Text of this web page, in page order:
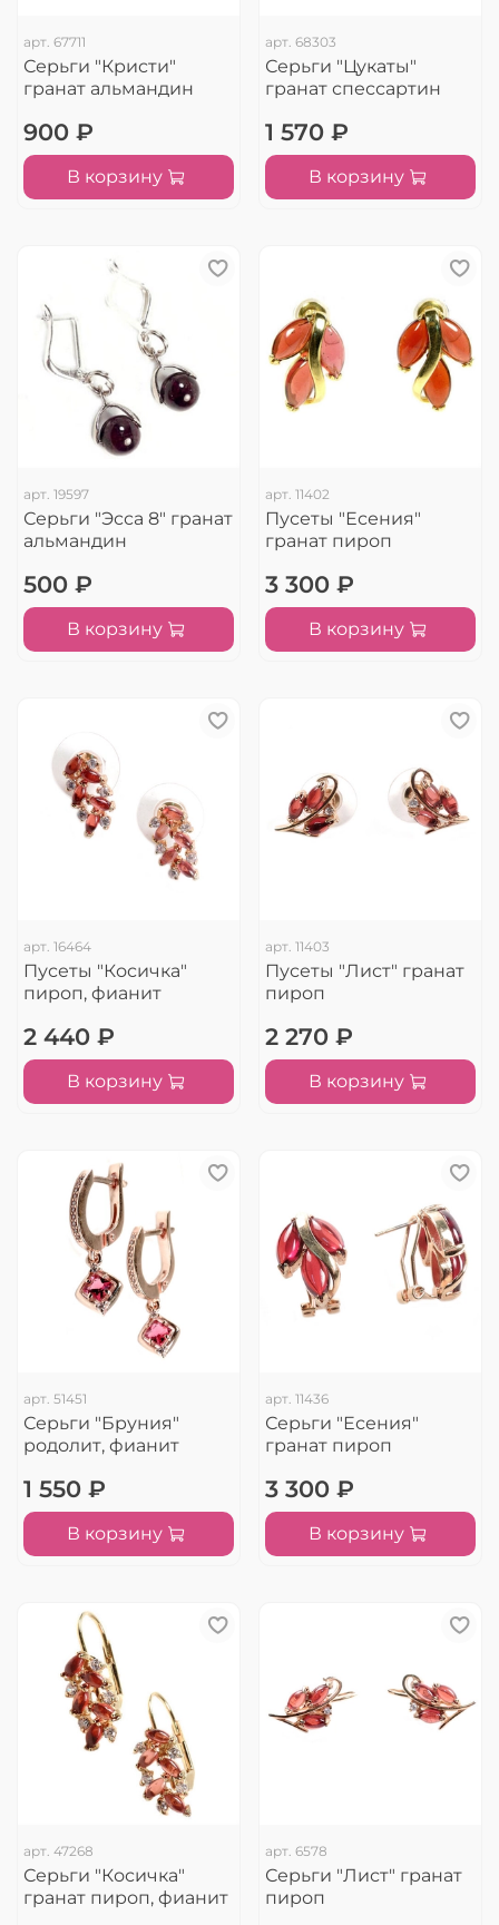
арт. 67711
Серьги "Кристи"
гранат альмандин
900 ₽
В корзину
арт. 68303
Серьги "Цукаты"
гранат спессартин
1 570 ₽
В корзину
арт. 19597
Серьги "Эсса 8" гранат
альмандин
500 ₽
В корзину
арт. 11402
Пусеты "Есения"
гранат пироп
3 300 ₽
В корзину
арт. 16464
Пусеты "Косичка"
пироп, фианит
2 440 ₽
В корзину
арт. 11403
Пусеты "Лист" гранат
пироп
2 270 ₽
В корзину
арт. 51451
Серьги "Бруния"
родолит, фианит
1 550 ₽
В корзину
арт. 11436
Серьги "Есения"
гранат пироп
3 300 ₽
В корзину
арт. 47268
Серьги "Косичка"
гранат пироп, фианит
арт. 6578
Серьги "Лист" гранат
пироп